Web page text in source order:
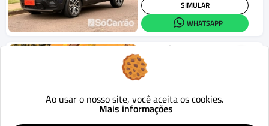
SIMULAR
WHATSAPP
RenaultKangoo
Express Hi-Flex 1.6 16V
2014
R$ 35.900
Ao usar o nosso site, você aceita os cookies.
Mais informações